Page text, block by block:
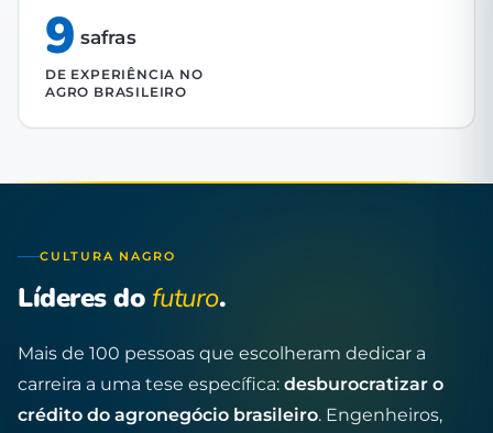
9 safras
DE EXPERIÊNCIA NO
AGRO BRASILEIRO
CULTURA NAGRO
Líderes do futuro.
Mais de 100 pessoas que escolheram dedicar a
carreira a uma tese específica: desburocratizar o
crédito do agronegócio brasileiro. Engenheiros,